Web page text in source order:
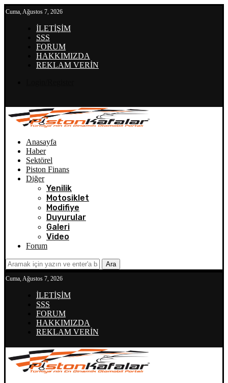
Cuma, Ağustos 7, 2026
İLETİŞİM
SSS
FORUM
HAKKIMIZDA
REKLAM VERİN
Anasayfa
Haber
Sektörel
Piston Finans
Diğer
Yenilik
Motosiklet
Modifiye
Duyurular
Galeri
Video
Forum
Ara
Cuma, Ağustos 7, 2026
İLETİŞİM
SSS
FORUM
HAKKIMIZDA
REKLAM VERİN